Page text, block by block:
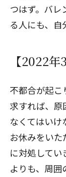
つはず。バレ
る人にも、自
【2022
不都合が起こ
求すれば、原
なくてはいけ
お休みをい
に対処してい
よりも、周